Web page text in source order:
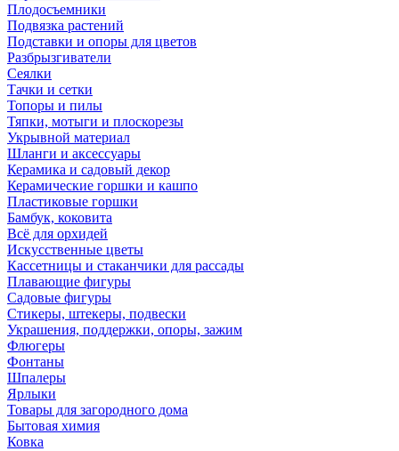
Плодосъемники
Подвязка растений
Подставки и опоры для цветов
Разбрызгиватели
Сеялки
Тачки и сетки
Топоры и пилы
Тяпки, мотыги и плоскорезы
Укрывной материал
Шланги и аксессуары
Керамика и садовый декор
Керамические горшки и кашпо
Пластиковые горшки
Бамбук, коковита
Всё для орхидей
Искусственные цветы
Кассетницы и стаканчики для рассады
Плавающие фигуры
Садовые фигуры
Стикеры, штекеры, подвески
Украшения, поддержки, опоры, зажим
Флюгеры
Фонтаны
Шпалеры
Ярлыки
Товары для загородного дома
Бытовая химия
Ковка